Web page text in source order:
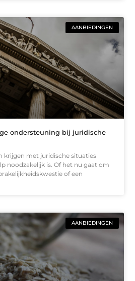
AANBIEDINGEN
ondersteuning bij juridische
krijgen met juridische situaties
noodzakelijk is. Of het nu gaat om
of een
AANBIEDINGEN